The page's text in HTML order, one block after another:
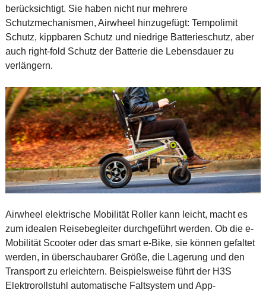
berücksichtigt. Sie haben nicht nur mehrere
Schutzmechanismen, Airwheel hinzugefügt: Tempolimit
Schutz, kippbaren Schutz und niedrige Batterieschutz, aber
auch right-fold Schutz der Batterie die Lebensdauer zu
verlängern.
Airwheel elektrische Mobilität Roller kann leicht, macht es
zum idealen Reisebegleiter durchgeführt werden. Ob die e-
Mobilität Scooter oder das smart e-Bike, sie können gefaltet
werden, in überschaubarer Größe, die Lagerung und den
Transport zu erleichtern. Beispielsweise führt der H3S
Elektrorollstuhl automatische Faltsystem und App-